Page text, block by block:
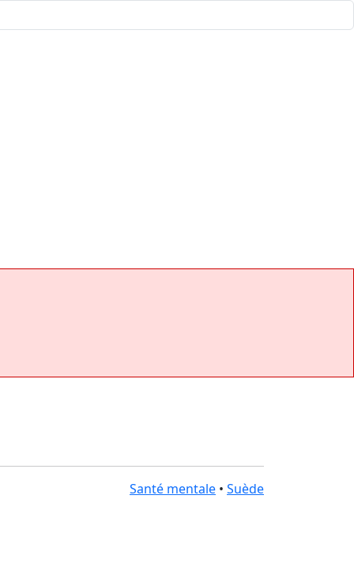
Santé mentale • Suède